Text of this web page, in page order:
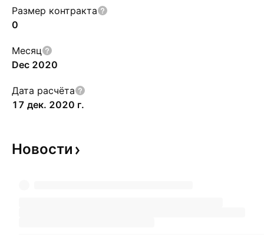
Размер контракта
0
Месяц
Dec 2020
Дата расчёта
17 дек. 2020 г.
Новости